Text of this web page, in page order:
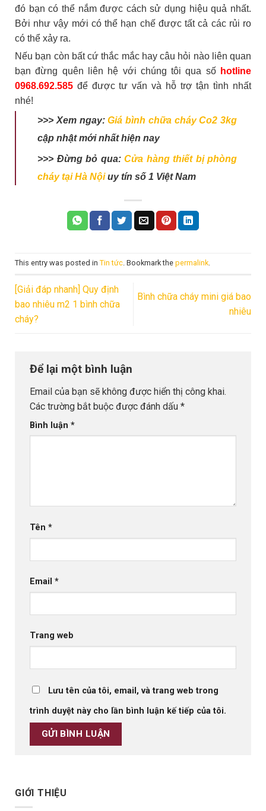
đó bạn có thể nắm được cách sử dụng hiệu quả nhất.
Bởi như vậy mới có thể hạn chế được tất cả các rủi ro
có thể xảy ra.
Nếu bạn còn bất cứ thắc mắc hay câu hỏi nào liên quan
bạn đừng quên liên hệ với chúng tôi qua số hotline
0968.692.585 để được tư vấn và hỗ trợ tận tình nhất
nhé!
>>> Xem ngay:Giá bình chữa cháy Co2 3kg
cập nhật mới nhất hiện nay
>>> Đừng bỏ qua: Cửa hàng thiết bị phòng
cháy tại Hà Nộiuy tín số 1 Việt Nam
This entry was posted in Tin tức. Bookmark the permalink.
[Giải đáp nhanh] Quy định
bao nhiêu m2 1 bình chữa
cháy?
Bình chữa cháy mini giá bao
nhiêu
Để lại một bình luận
Email của bạn sẽ không được hiển thị công khai.
Các trường bắt buộc được đánh dấu *
Bình luận *
Tên *
Email *
Trang web
Lưu tên của tôi, email, và trang web trong
trình duyệt này cho lần bình luận kế tiếp của tôi.
GIỚI THIỆU